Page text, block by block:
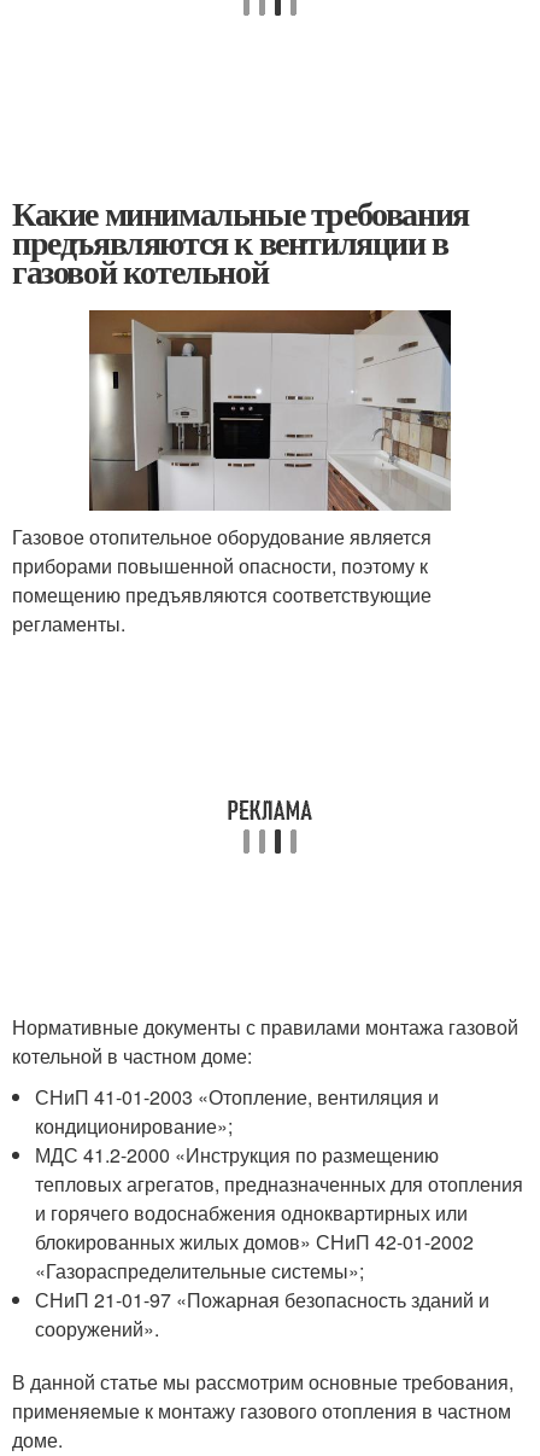
Какие минимальные требования
предъявляются к вентиляции в
газовой котельной
Газовое отопительное оборудование является
приборами повышенной опасности, поэтому к
помещению предъявляются соответствующие
регламенты.
Нормативные документы с правилами монтажа газовой
котельной в частном доме:
СНиП 41-01-2003 «Отопление, вентиляция и
кондиционирование»;
МДС 41.2-2000 «Инструкция по размещению
тепловых агрегатов, предназначенных для отопления
и горячего водоснабжения одноквартирных или
блокированных жилых домов» СНиП 42-01-2002
«Газораспределительные системы»;
СНиП 21-01-97 «Пожарная безопасность зданий и
сооружений».
В данной статье мы рассмотрим основные требования,
применяемые к монтажу газового отопления в частном
доме.